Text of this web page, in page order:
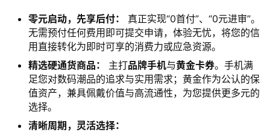
零元启动，先享后付：
​ 真正实现“0首付”、“0元进审”。
无需预付任何费用即可提交申请，体验无忧，将您的信
用直接转化为即时可享的消费力或应急资源。
精选硬通货商品：
​ 主打品牌手机与黄金卡券。手机满
足您对数码潮品的追求与实用需求；黄金作为公认的保
值资产，兼具佩戴价值与高流通性，为您提供更多元的
选择。
清晰周期，灵活选择：